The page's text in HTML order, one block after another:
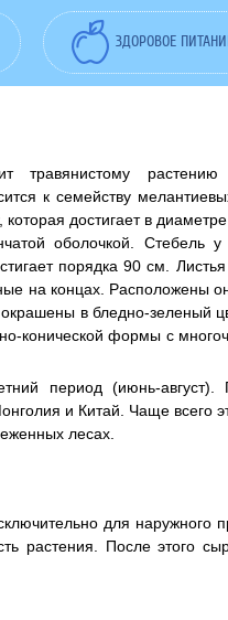
ЗДОРОВОЕ
травянистому растению
к семейству
которая достигает в
оболочкой. Стебель у
порядка 90 см.
на концах. Расположены
в бледно-зеленый
конической формы с
период (июнь-август).
и Китай. Чаще всего
лесах.
для наружного
растения. После этого